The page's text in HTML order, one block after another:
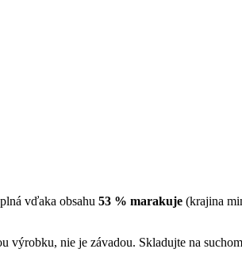
vďaka obsahu 53 % marakuje (krajina
výrobku, nie je závadou. Skladujte na